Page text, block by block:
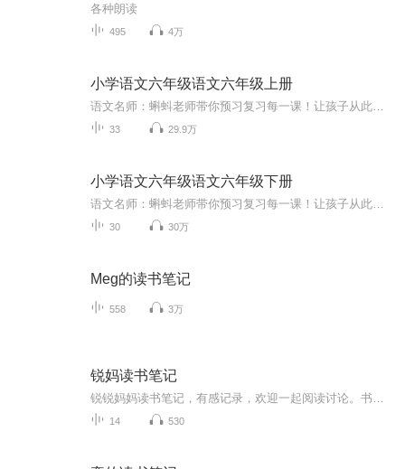
各种朗读
495 4万
小学语文六年级语文六年级上册
33 29.9万
小学语文六年级语文六年级下册
30 30万
Meg的读书笔记
558 3万
锐妈读书笔记
14 530